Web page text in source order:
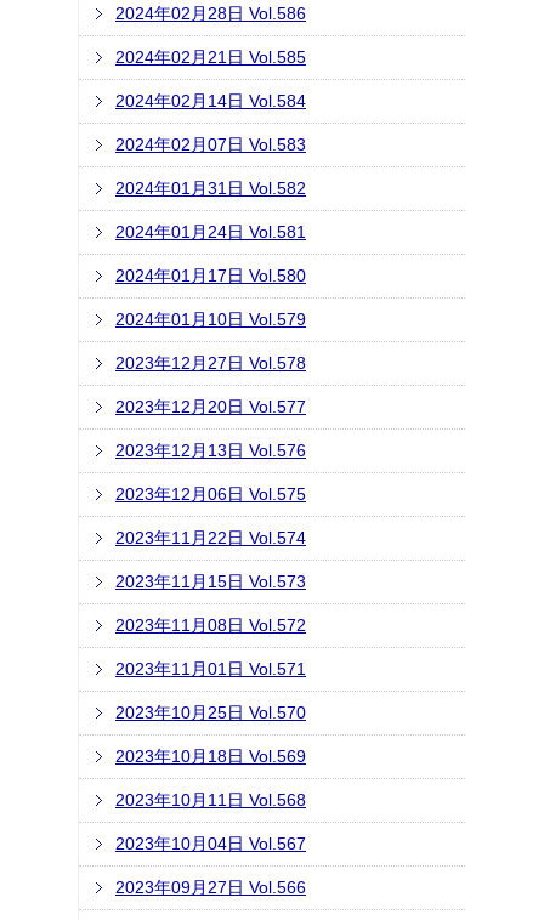
2024年02月28日 Vol.586
2024年02月21日 Vol.585
2024年02月14日 Vol.584
2024年02月07日 Vol.583
2024年01月31日 Vol.582
2024年01月24日 Vol.581
2024年01月17日 Vol.580
2024年01月10日 Vol.579
2023年12月27日 Vol.578
2023年12月20日 Vol.577
2023年12月13日 Vol.576
2023年12月06日 Vol.575
2023年11月22日 Vol.574
2023年11月15日 Vol.573
2023年11月08日 Vol.572
2023年11月01日 Vol.571
2023年10月25日 Vol.570
2023年10月18日 Vol.569
2023年10月11日 Vol.568
2023年10月04日 Vol.567
2023年09月27日 Vol.566